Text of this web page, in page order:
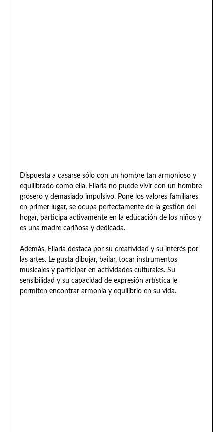
Dispuesta a casarse sólo con un hombre tan armonioso y
equilibrado como ella. Ellaria no puede vivir con un hombre
grosero y demasiado impulsivo. Pone los valores familiares
en primer lugar, se ocupa perfectamente de la gestión del
hogar, participa activamente en la educación de los niños y
es una madre cariñosa y dedicada.
Además, Ellaria destaca por su creatividad y su interés por
las artes. Le gusta dibujar, bailar, tocar instrumentos
musicales y participar en actividades culturales. Su
sensibilidad y su capacidad de expresión artística le
permiten encontrar armonía y equilibrio en su vida.